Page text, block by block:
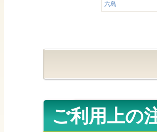
六島
ご利用上の